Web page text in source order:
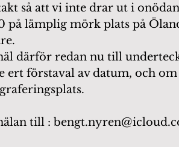
så att vi inte drar ut i
på lämplig mörk plats på
därför redan nu till
ert förstaval av datum, och
till :